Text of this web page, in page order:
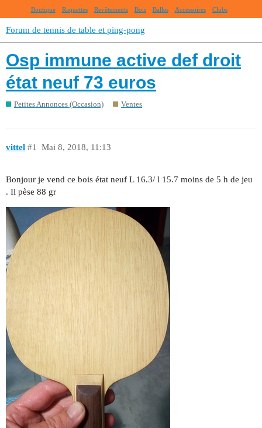
Boutique Raquettes Revêtements Bois Balles Accessoires Clubs
Forum de tennis de table et ping-pong
Osp immune active def droit
état neuf 73 euros
Petites Annonces (Occasion) Ventes
vittel Mai 8, 2018, 11:13
#1
Bonjour je vend ce bois état neuf L 16.3/ l 15.7 moins de 5 h de jeu
. Il pèse 88 gr